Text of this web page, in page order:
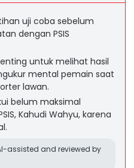
uji coba sebelum
dengan PSIS
untuk melihat hasil
mental pemain saat
lawan.
belum maksimal
Kahudi Wahyu, karena
assisted and reviewed by